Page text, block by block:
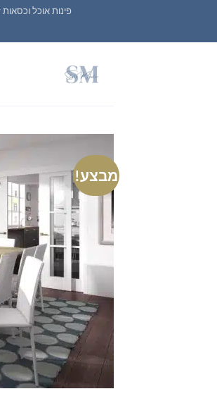
content
פינות אוכל וכסאות
מבצע!